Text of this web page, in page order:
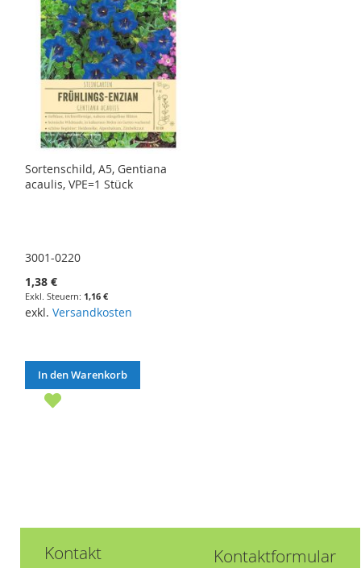
Sortenschild, A5, Gentiana
acaulis, VPE=1 Stück
3001-0220
1,38 €
1,16 €
exkl. Versandkosten
In den Warenkorb
Kontakt Kontaktformular